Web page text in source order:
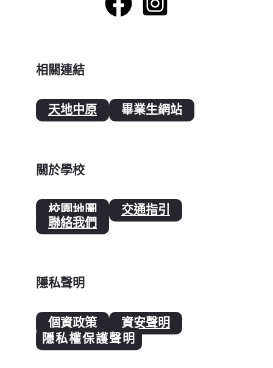
相關連結
天地中原 畢業生網站
關於學校
校園地圖 交通指引
聯絡我們
隱私聲明
個資政策
資安聲明
隱私權保護聲明